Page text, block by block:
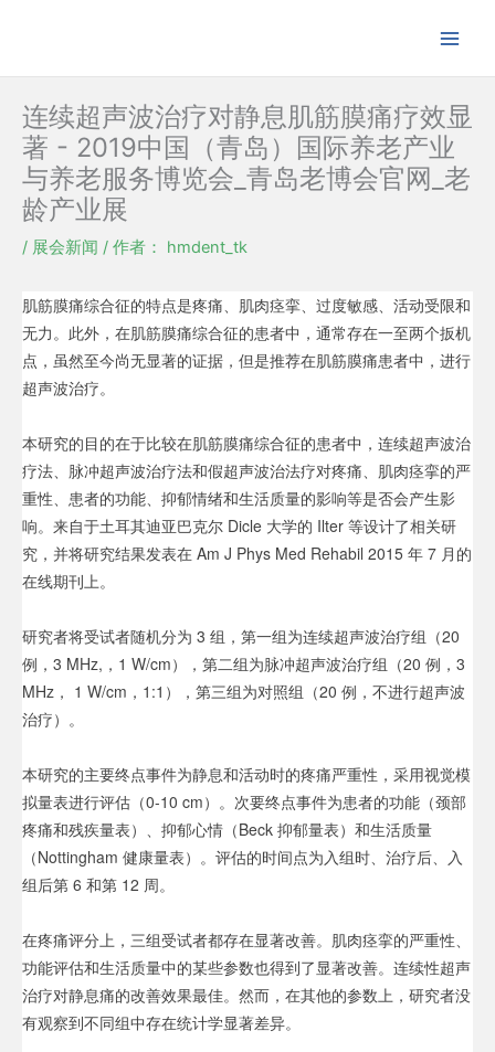
内
连续超声波治疗对静息肌筋膜痛疗效显
著 - 2019中国（青岛）国际养老产业
与养老服务博览会_青岛老博会官网_老
龄产业展
/ 展会新闻 / 作者： hmdent_tk
肌筋膜痛综合征的特点是疼痛、肌肉痉挛、过度敏感、活动受限和
无力。此外，在肌筋膜痛综合征的患者中，通常存在一至两个扳机
点，虽然至今尚无显著的证据，但是推荐在肌筋膜痛患者中，进行
超声波治疗。
本研究的目的在于比较在肌筋膜痛综合征的患者中，连续超声波治
疗法、脉冲超声波治疗法和假超声波治法疗对疼痛、肌肉痉挛的严
重性、患者的功能、抑郁情绪和生活质量的影响等是否会产生影
响。来自于土耳其迪亚巴克尔 Dicle 大学的 Ilter 等设计了相关研
究，并将研究结果发表在 Am J Phys Med Rehabil 2015 年 7 月的
在线期刊上。
研究者将受试者随机分为 3 组，第一组为连续超声波治疗组（20
例，3 MHz,，1 W/cm），第二组为脉冲超声波治疗组（20 例，3
MHz， 1 W/cm，1:1），第三组为对照组（20 例，不进行超声波
治疗）。
本研究的主要终点事件为静息和活动时的疼痛严重性，采用视觉模
拟量表进行评估（0-10 cm）。次要终点事件为患者的功能（颈部
疼痛和残疾量表）、抑郁心情（Beck 抑郁量表）和生活质量
（Nottingham 健康量表）。评估的时间点为入组时、治疗后、入
组后第 6 和第 12 周。
在疼痛评分上，三组受试者都存在显著改善。肌肉痉挛的严重性、
功能评估和生活质量中的某些参数也得到了显著改善。连续性超声
治疗对静息痛的改善效果最佳。然而，在其他的参数上，研究者没
有观察到不同组中存在统计学显著差异。